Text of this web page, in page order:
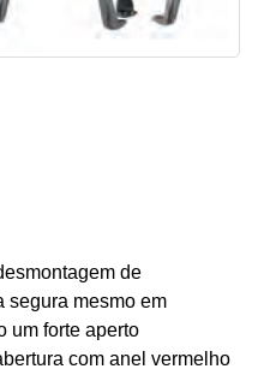
de
segura mesmo em
um forte aperto
com anel vermelho